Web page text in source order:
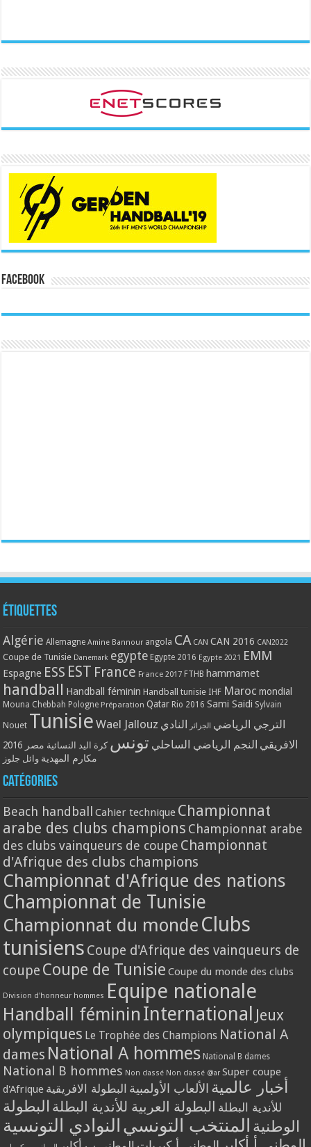
Facebook
Étiquettes
Algérie Allemagne Amine Bannour angola CA CAN CAN 2016 CAN2022
Coupe de Tunisie Danemark egypte Egypte 2016 Egypte 2021 EMM
Espagne ESS EST France France 2017 FTHB hammamet
handball Handball féminin Handball tunisie IHF Maroc mondial
Mouna Chebbah Pologne Préparation Qatar Rio 2016 Sami Saidi Sylvain
Nouet Tunisie Wael Jallouz الترجي الرياضي الجزائر النادي
الافريقي النجم الرياضي الساحلي تونس كرة اليد النسائية مصر 2016
مكارم المهدية وائل جلوز
Catégories
Beach handball Cahier technique Championnat
arabe des clubs champions Championnat arabe
des clubs vainqueurs de coupe Championnat
d'Afrique des clubs champions
Championnat d'Afrique des nations
Championnat de Tunisie
Championnat du monde Clubs
tunisiens Coupe d'Afrique des vainqueurs de
coupe Coupe de Tunisie Coupe du monde des clubs
Division d'honneur hommes Equipe nationale
Handball féminin International Jeux
olympiques Le Trophée des Champions National A
dames National A hommes National B dames
National B hommes Non classé Non classé @ar Super coupe
d'Afrique
أخبار عالمية الألعاب الأولمبية البطولة الافريقية
للأندية البطلة البطولة العربية للأندية البطلة البطولة
الوطنية المنتخب التونسي النوادي التونسية